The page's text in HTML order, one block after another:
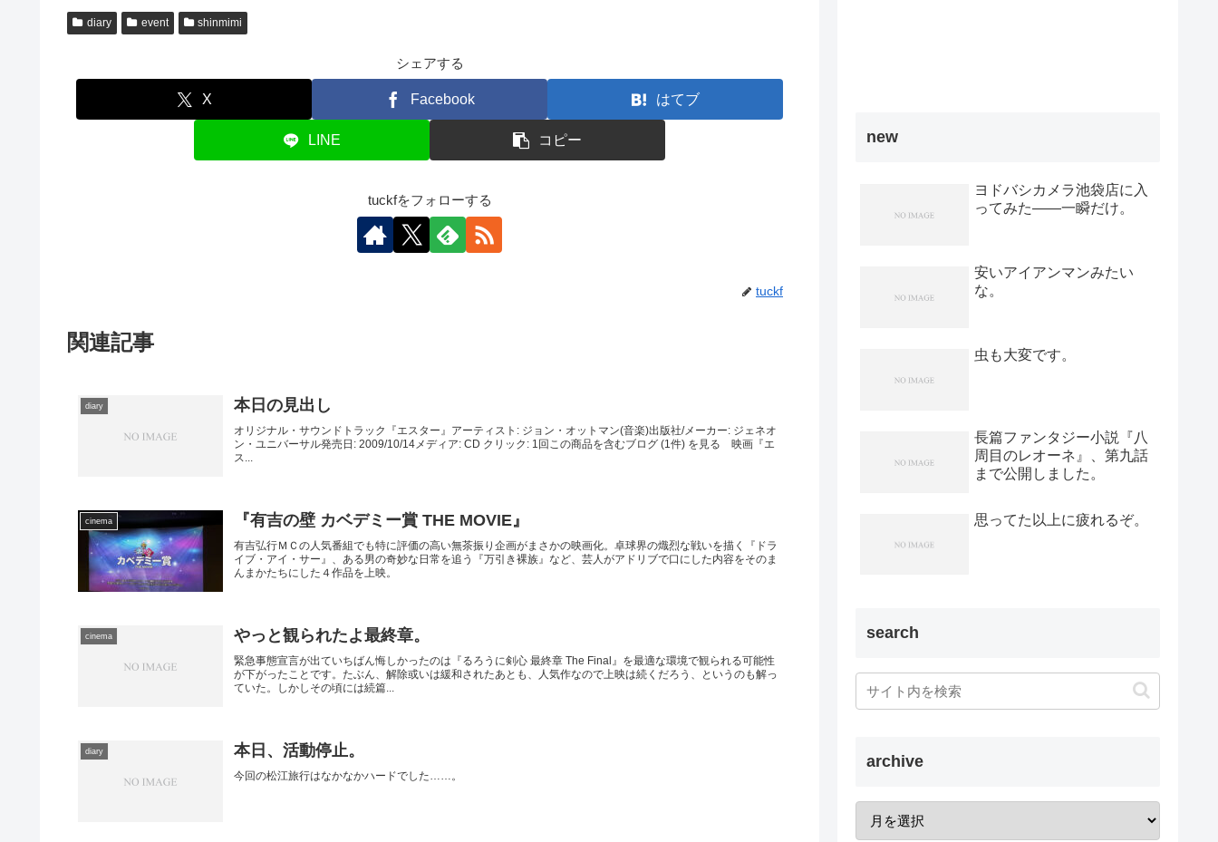
diary event shinmimi
シェアする
X Facebook はてブ
LINE コピー
tuckfをフォローする
tuckf
関連記事
diary 本日の見出し
オリジナル・サウンドトラック『エスター』アーティスト: ジョン・オットマン(音楽)出版社/メーカー: ジェネオ
ン・ユニバーサル発売日: 2009/10/14メディア: CD クリック: 1回この商品を含むブログ (1件) を見る 映画『エ
ス...
cinema 『有吉の壁 カベデミー賞 THE MOVIE』
有吉弘行ＭＣの人気番組でも特に評価の高い無茶振り企画がまさかの映画化。卓球界の熾烈な戦いを描く『ドラ
イブ・アイ・サー』、ある男の奇妙な日常を追う『万引き裸族』など、芸人がアドリブで口にした内容をそのま
んまかたちにした４作品を上映。
cinema やっと観られたよ最終章。
緊急事態宣言が出ていちばん悔しかったのは『るろうに剣心 最終章 The Final』を最適な環境で観られる可能性
が下がったことです。たぶん、解除或いは緩和されたあとも、人気作なので上映は続くだろう、というのも解っ
ていた。しかしその頃には続篇...
diary 本日、活動停止。
今回の松江旅行はなかなかハードでした……。
new
ヨドバシカメラ池袋店に入
ってみた――一瞬だけ。
安いアイアンマンみたい
な。
虫も大変です。
長篇ファンタジー小説『八
周目のレオーネ』、第九話
まで公開しました。
思ってた以上に疲れるぞ。
search
archive